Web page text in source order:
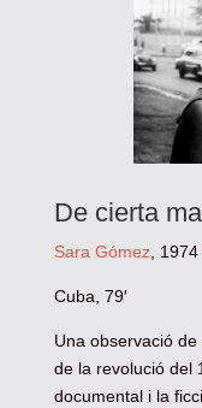
De cierta
Sara Gómez, 1974
Cuba, 79′
Una observació
de la revolució del
documental i la